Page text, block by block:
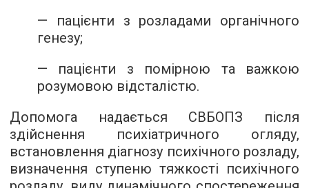
— пацієнти з розладами органічного
генезу;
— пацієнти з помірною та важкою
розумовою відсталістю.
Допомога надається СВБОПЗ після
здійснення психіатричного огляду,
встановлення діагнозу психічного розладу,
визначення ступеню тяжкості психічного